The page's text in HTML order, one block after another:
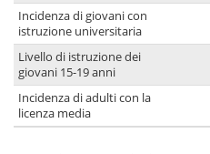
Incidenza di giovani con
istruzione universitaria
Livello di istruzione dei
giovani 15-19 anni
Incidenza di adulti con la
licenza media